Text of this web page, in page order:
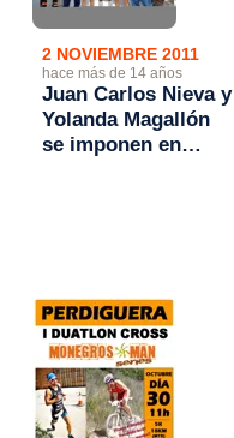
2 NOVIEMBRE 2011
hace más de 14 años
Juan Carlos Nieva y
Yolanda Magallón
se imponen en